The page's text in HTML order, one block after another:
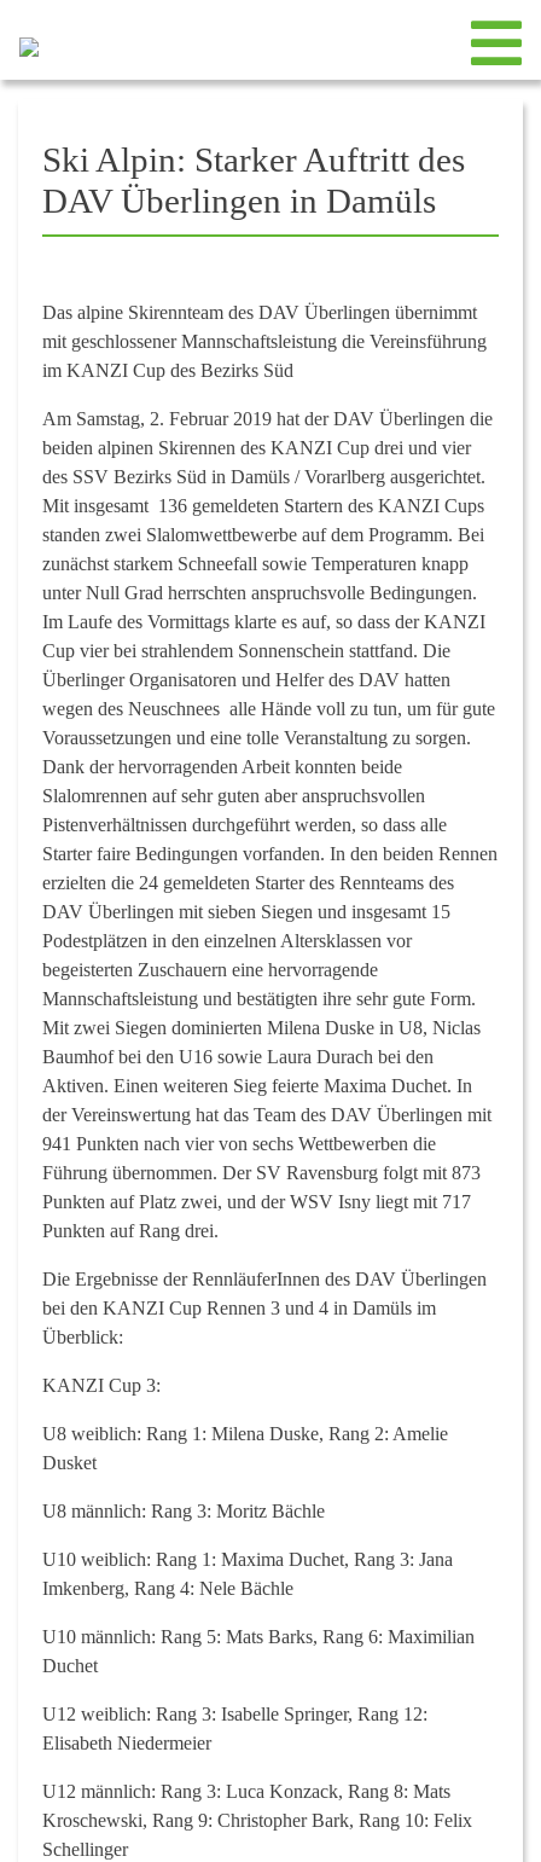
Ski Alpin: Starker Auftritt des
DAV Überlingen in Damüls
Das alpine Skirennteam des DAV Überlingen übernimmt
mit geschlossener Mannschaftsleistung die Vereinsführung
im KANZI Cup des Bezirks Süd
Am Samstag, 2. Februar 2019 hat der DAV Überlingen die
beiden alpinen Skirennen des KANZI Cup drei und vier
des SSV Bezirks Süd in Damüls / Vorarlberg ausgerichtet.
Mit insgesamt 136 gemeldeten Startern des KANZI Cups
standen zwei Slalomwettbewerbe auf dem Programm. Bei
zunächst starkem Schneefall sowie Temperaturen knapp
unter Null Grad herrschten anspruchsvolle Bedingungen.
Im Laufe des Vormittags klarte es auf, so dass der KANZI
Cup vier bei strahlendem Sonnenschein stattfand. Die
Überlinger Organisatoren und Helfer des DAV hatten
wegen des Neuschnees alle Hände voll zu tun, um für gute
Voraussetzungen und eine tolle Veranstaltung zu sorgen.
Dank der hervorragenden Arbeit konnten beide
Slalomrennen auf sehr guten aber anspruchsvollen
Pistenverhältnissen durchgeführt werden, so dass alle
Starter faire Bedingungen vorfanden. In den beiden Rennen
erzielten die 24 gemeldeten Starter des Rennteams des
DAV Überlingen mit sieben Siegen und insgesamt 15
Podestplätzen in den einzelnen Altersklassen vor
begeisterten Zuschauern eine hervorragende
Mannschaftsleistung und bestätigten ihre sehr gute Form.
Mit zwei Siegen dominierten Milena Duske in U8, Niclas
Baumhof bei den U16 sowie Laura Durach bei den
Aktiven. Einen weiteren Sieg feierte Maxima Duchet. In
der Vereinswertung hat das Team des DAV Überlingen mit
941 Punkten nach vier von sechs Wettbewerben die
Führung übernommen. Der SV Ravensburg folgt mit 873
Punkten auf Platz zwei, und der WSV Isny liegt mit 717
Punkten auf Rang drei.
Die Ergebnisse der RennläuferInnen des DAV Überlingen
bei den KANZI Cup Rennen 3 und 4 in Damüls im
Überblick:
KANZI Cup 3:
U8 weiblich: Rang 1: Milena Duske, Rang 2: Amelie
Dusket
U8 männlich: Rang 3: Moritz Bächle
U10 weiblich: Rang 1: Maxima Duchet, Rang 3: Jana
Imkenberg, Rang 4: Nele Bächle
U10 männlich: Rang 5: Mats Barks, Rang 6: Maximilian
Duchet
U12 weiblich: Rang 3: Isabelle Springer, Rang 12:
Elisabeth Niedermeier
U12 männlich: Rang 3: Luca Konzack, Rang 8: Mats
Kroschewski, Rang 9: Christopher Bark, Rang 10: Felix
Schellinger